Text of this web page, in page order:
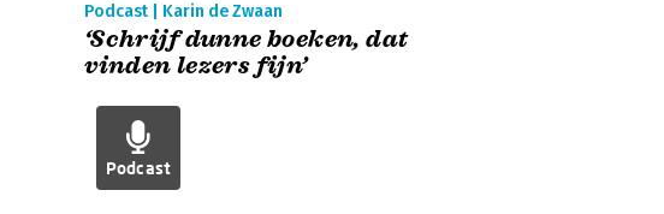
Podcast | Karin de Zwaan
‘Schrijf dunne boeken, dat
vinden lezers fijn’
Podcast